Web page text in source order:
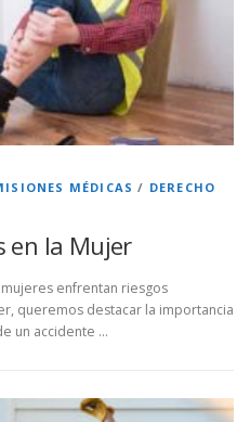
MÉDICAS / DERECHO
en la Mujer
enfrentan riesgos
queremos destacar la importancia
un accidente …